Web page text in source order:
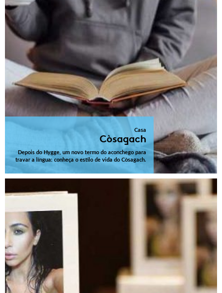
Casa
Còsagach
Depois do Hygge, um novo termo do aconchego para
travar a língua: conheça o estilo de vida do Còsagach.